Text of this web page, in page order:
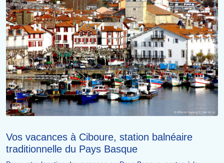
Vos vacances à Ciboure, station balnéaire
traditionnelle du Pays Basque